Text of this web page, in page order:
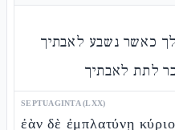
כאשר נשבע לאבתיך
לתת לאבתיך
SEPTUAGINTA (LXX)
ἐὰν δὲ ἐμπλατύνῃ